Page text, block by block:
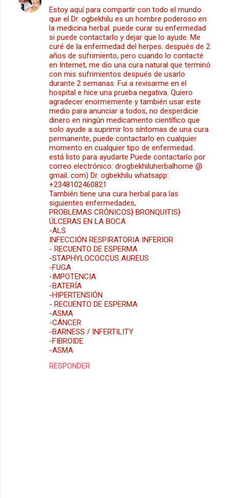
a
Estoy aquí para compartir con todo el mundo
que el Dr. ogbekhilu es un hombre poderoso en
la medicina herbal. puede curar su enfermedad
si puede contactarlo y dejar que lo ayude. Me
curé de la enfermedad del herpes. después de 2
años de sufrimiento, pero cuando lo contacté
en Internet, me dio una cura natural que terminó
con mis sufrimientos después de usarlo
durante 2 semanas. Fui a revisarme en el
hospital e hice una prueba negativa. Quiero
agradecer enormemente y también usar este
medio para anunciar a todos, no desperdicie
dinero en ningún medicamento científico que
solo ayude a suprimir los síntomas de una cura
permanente, puede contactarlo en cualquier
momento en cualquier tipo de enfermedad.
está listo para ayudarte Puede contactarlo por
correo electrónico: drogbekhiluherbalhome @
gmail. com) Dr. ogbekhilu whatsapp:
+2348102460821
También tiene una cura herbal para las
siguientes enfermedades,
PROBLEMAS CRÓNICOS} BRONQUITIS}
ÚLCERAS EN LA BOCA
-ALS
INFECCIÓN RESPIRATORIA INFERIOR
- RECUENTO DE ESPERMA
-STAPHYLOCOCCUS AUREUS
-FUGA
-IMPOTENCIA
-BATERÍA
-HIPERTENSIÓN
- RECUENTO DE ESPERMA
-ASMA
-CÁNCER
-BARNESS / INFERTILITY
-FIBROIDE
-ASMA
RESPONDER